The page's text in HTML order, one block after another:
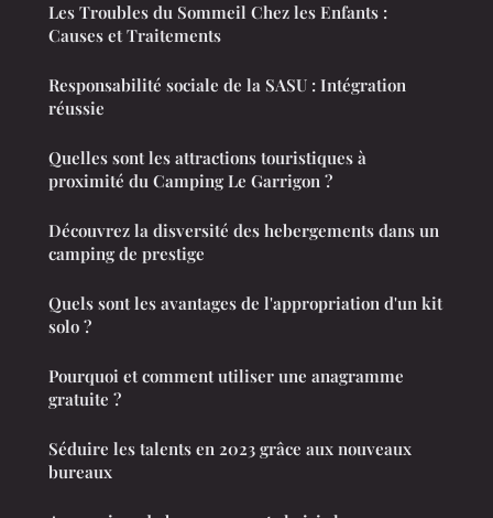
Les Troubles du Sommeil Chez les Enfants :
Causes et Traitements
Responsabilité sociale de la SASU : Intégration
réussie
Quelles sont les attractions touristiques à
proximité du Camping Le Garrigon ?
Découvrez la disversité des hebergements dans un
camping de prestige
Quels sont les avantages de l'appropriation d'un kit
solo ?
Pourquoi et comment utiliser une anagramme
gratuite ?
Séduire les talents en 2023 grâce aux nouveaux
bureaux